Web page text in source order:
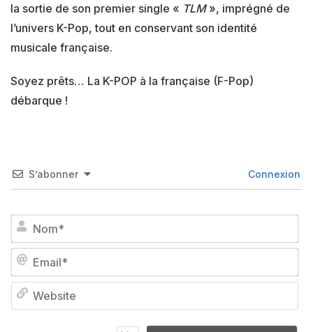
la sortie de son premier single « TLM», imprégné de
l’univers K-Pop, tout en conservant son identité
musicale française.
Soyez prêts… La K-POP à la française (F-Pop)
débarque !
S’abonner Connexion